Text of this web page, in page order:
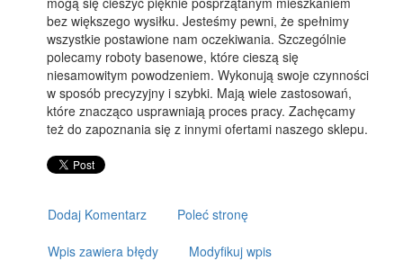
bez większego wysiłku. Jesteśmy pewni, że spełnimy
wszystkie postawione nam oczekiwania. Szczególnie
polecamy roboty basenowe, które cieszą się
niesamowitym powodzeniem. Wykonują swoje czynności
w sposób precyzyjny i szybki. Mają wiele zastosowań,
które znacząco usprawniają proces pracy. Zachęcamy
też do zapoznania się z innymi ofertami naszego sklepu.
Dodaj Komentarz Poleć stronę
Wpis zawiera błędy Modyfikuj wpis